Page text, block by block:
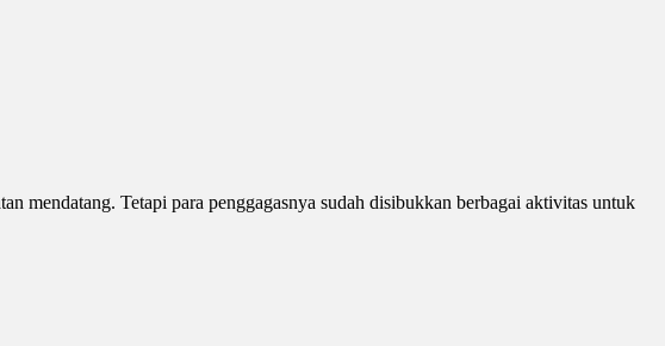
mendatang. Tetapi para penggagasnya sudah disibukkan berbagai aktivitas untuk